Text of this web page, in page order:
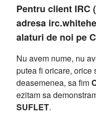
Pentru client IRC
adresa
alaturi de noi pe
Nu avem nume, nu
putea fi oricare, orice
deasemenea, sa fim
ezitam sa
SUFLET.